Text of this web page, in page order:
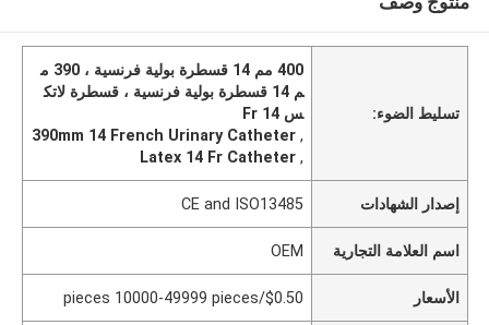
تسليط الضوء:
400 مم 14 قسطرة بولية فرنسية ، 390 م
م 14 قسطرة بولية فرنسية ، قسطرة لاتك
س 14 Fr
,
390mm 14 French Urinary Catheter
,
Latex 14 Fr Catheter
إصدار الشهادات CE and ISO13485
اسم العلامة التجارية OEM
الأسعار $0.50/pieces 10000-49999 pieces